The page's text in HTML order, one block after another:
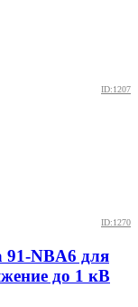
ID:1207
ID:1270
91-NBA6 для
до 1 кВ